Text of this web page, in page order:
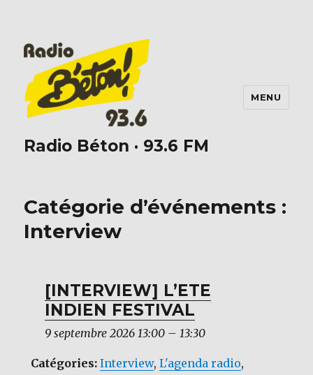
Radio Béton · 93.6 FM
MENU
Catégorie d’événements :
Interview
[INTERVIEW] L’ETE
INDIEN FESTIVAL
9 septembre 2026 13:00– 13:30
Catégories: Interview,L'agenda radio,